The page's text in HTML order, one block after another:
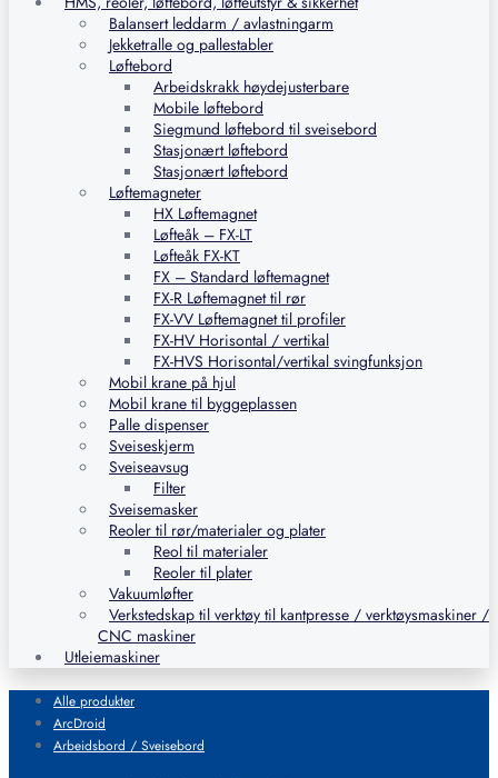
Balansert leddarm / avlastningarm
Jekketralle og pallestabler
Løftebord
Arbeidskrakk høydejusterbare
Mobile løftebord
Siegmund løftebord til sveisebord
Stasjonært løftebord
Stasjonært løftebord
Løftemagneter
HX Løftemagnet
Løfteåk – FX-LT
Løfteåk FX-KT
FX – Standard løftemagnet
FX-R Løftemagnet til rør
FX-VV Løftemagnet til profiler
FX-HV Horisontal / vertikal
FX-HVS Horisontal/vertikal svingfunksjon
Mobil krane på hjul
Mobil krane til byggeplassen
Palle dispenser
Sveiseskjerm
Sveiseavsug
Filter
Sveisemasker
Reoler til rør/materialer og plater
Reol til materialer
Reoler til plater
Vakuumløfter
Verkstedskap til verktøy til kantpresse / verktøysmaskiner /
CNC maskiner
Utleiemaskiner
Alle produkter
ArcDroid
Arbeidsbord / Sveisebord